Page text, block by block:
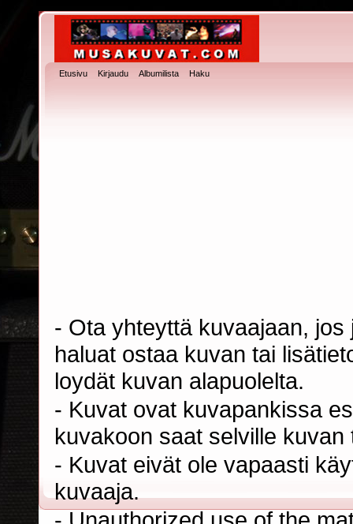
Etusivu Kirjaudu Albumilista Haku
- Ota yhteyttä kuvaajaan,
haluat ostaa kuvan tai
loydät kuvan alapuolelta.
- Kuvat ovat kuvapankissa
kuvakoon saat selville
- Kuvat eivät ole vapaasti
kuvaaja.